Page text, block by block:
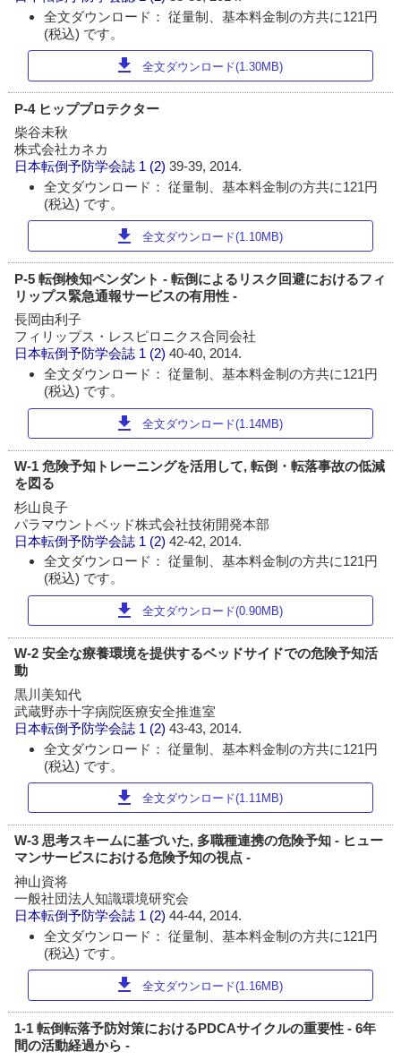
全文ダウンロード： 従量制、基本料金制の方共に121円
(税込) です。
download 全文ダウンロード(1.30MB)
P-4 ヒッププロテクター
柴谷未秋
株式会社カネカ
日本転倒予防学会誌 1 (2)39-39, 2014.
全文ダウンロード： 従量制、基本料金制の方共に121円
(税込) です。
download 全文ダウンロード(1.10MB)
P-5 転倒検知ペンダント - 転倒によるリスク回避におけるフィ
リップス緊急通報サービスの有用性 -
長岡由利子
フィリップス・レスピロニクス合同会社
日本転倒予防学会誌 1 (2)40-40, 2014.
全文ダウンロード： 従量制、基本料金制の方共に121円
(税込) です。
download 全文ダウンロード(1.14MB)
W-1 危険予知トレーニングを活用して, 転倒・転落事故の低減
を図る
杉山良子
パラマウントベッド株式会社技術開発本部
日本転倒予防学会誌 1 (2)42-42, 2014.
全文ダウンロード： 従量制、基本料金制の方共に121円
(税込) です。
download 全文ダウンロード(0.90MB)
W-2 安全な療養環境を提供するベッドサイドでの危険予知活
動
黒川美知代
武蔵野赤十字病院医療安全推進室
日本転倒予防学会誌 1 (2)43-43, 2014.
全文ダウンロード： 従量制、基本料金制の方共に121円
(税込) です。
download 全文ダウンロード(1.11MB)
W-3 思考スキームに基づいた, 多職種連携の危険予知 - ヒュー
マンサービスにおける危険予知の視点 -
神山資将
一般社団法人知識環境研究会
日本転倒予防学会誌 1 (2)44-44, 2014.
全文ダウンロード： 従量制、基本料金制の方共に121円
(税込) です。
download 全文ダウンロード(1.16MB)
1-1 転倒転落予防対策におけるPDCAサイクルの重要性 - 6年
間の活動経過から -